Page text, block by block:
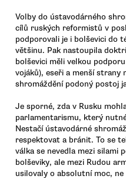
Volby do ústavodárného
cílů ruských reformistů v
podporovali je i bolševici do
většinu. Pak nastoupila
bolševici měli velkou
vojáků), eseři a menší strany
shromáždění podoný postoj
Je sporné, zda v Rusku
parlamentarismu, který
Nestačí ústavodárné
respektovat a bránit. To se
válka se nevedla mezi silami
bolševiky, ale mezi Rudou
usilovaly o absolutní moc,